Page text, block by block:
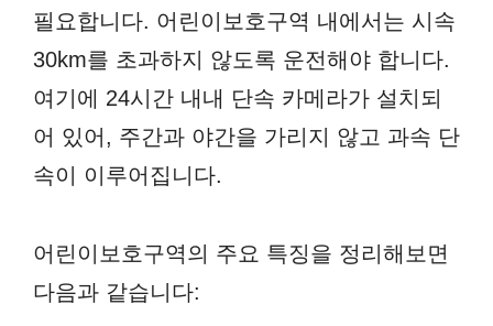
필요합니다. 어린이보호구역 내에서는 시속
30km를 초과하지 않도록 운전해야 합니다.
여기에 24시간 내내 단속 카메라가 설치되
어 있어, 주간과 야간을 가리지 않고 과속 단
속이 이루어집니다.
어린이보호구역의 주요 특징을 정리해보면
다음과 같습니다: